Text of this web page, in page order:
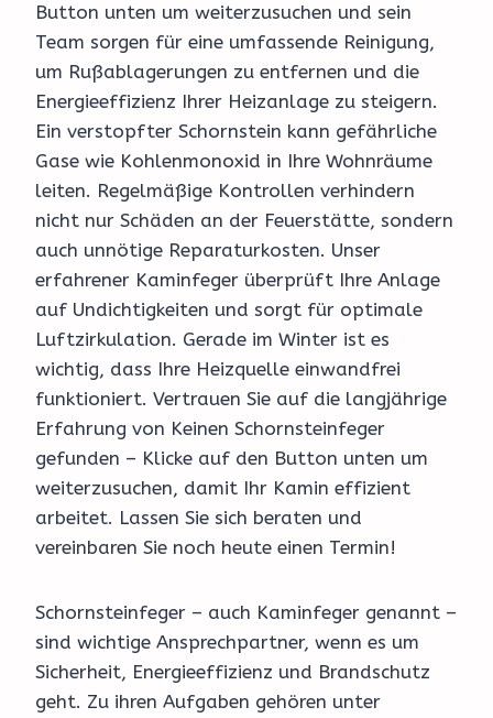
Button unten um weiterzusuchen und sein
Team sorgen für eine umfassende Reinigung,
um Rußablagerungen zu entfernen und die
Energieeffizienz Ihrer Heizanlage zu steigern.
Ein verstopfter Schornstein kann gefährliche
Gase wie Kohlenmonoxid in Ihre Wohnräume
leiten. Regelmäßige Kontrollen verhindern
nicht nur Schäden an der Feuerstätte, sondern
auch unnötige Reparaturkosten. Unser
erfahrener Kaminfeger überprüft Ihre Anlage
auf Undichtigkeiten und sorgt für optimale
Luftzirkulation. Gerade im Winter ist es
wichtig, dass Ihre Heizquelle einwandfrei
funktioniert. Vertrauen Sie auf die langjährige
Erfahrung von Keinen Schornsteinfeger
gefunden – Klicke auf den Button unten um
weiterzusuchen, damit Ihr Kamin effizient
arbeitet. Lassen Sie sich beraten und
vereinbaren Sie noch heute einen Termin!
Schornsteinfeger – auch Kaminfeger genannt –
sind wichtige Ansprechpartner, wenn es um
Sicherheit, Energieeffizienz und Brandschutz
geht. Zu ihren Aufgaben gehören unter